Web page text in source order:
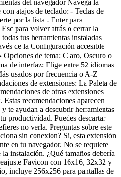
del navegador Navega la
atajos de teclado: - Teclas de
por la lista - Enter para
para volver atrás o cerrar la
tus herramientas instaladas
de la Configuración accesible
Opciones de tema: Claro, Oscuro o
de interfaz: Elige entre 52 idiomas
usados por frecuencia o A-Z
de extensiones: La Paleta de
de otras extensiones
recomendaciones aparecen
y te ayudan a descubrir herramientas
productividad. Puedes descartar
no verla. Preguntas sobre este
sin conexión? Sí, esta extensión
en tu navegador. No se requiere
instalación. ¿Qué tamaños debería
Favicon con 16x16, 32x32 y
incluye 256x256 para pantallas de